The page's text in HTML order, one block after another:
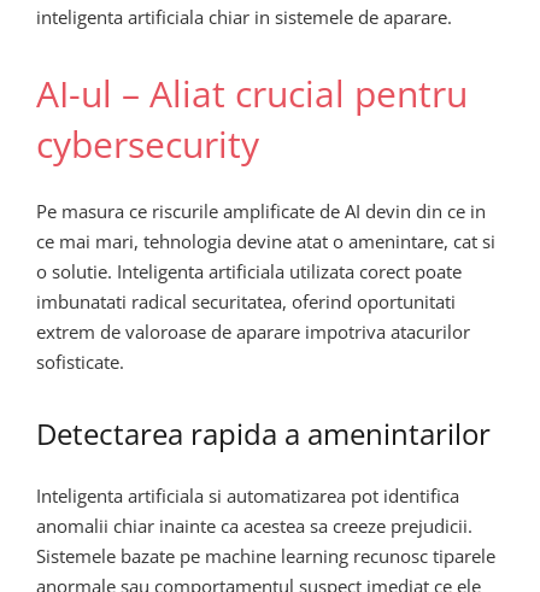
inteligenta artificiala chiar in sistemele de aparare.
AI-ul – Aliat crucial pentru
cybersecurity
Pe masura ce riscurile amplificate de AI devin din ce in
ce mai mari, tehnologia devine atat o amenintare, cat si
o solutie. Inteligenta artificiala utilizata corect poate
imbunatati radical securitatea, oferind oportunitati
extrem de valoroase de aparare impotriva atacurilor
sofisticate.
Detectarea rapida a amenintarilor
Inteligenta artificiala si automatizarea pot identifica
anomalii chiar inainte ca acestea sa creeze prejudicii.
Sistemele bazate pe machine learning recunosc tiparele
anormale sau comportamentul suspect imediat ce ele